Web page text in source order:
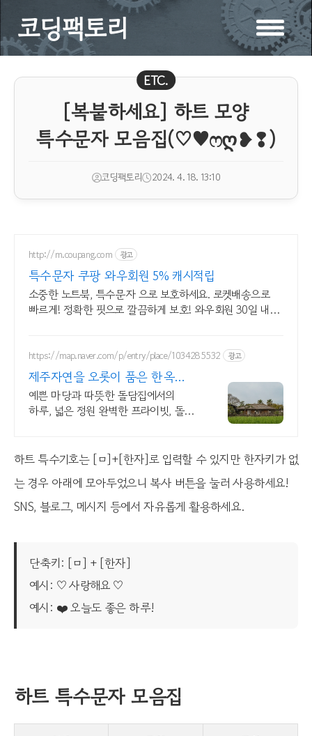
코딩팩토리
ETC.
[복붙하세요] 하트 모양
특수문자 모음집(♡♥ෆღ❥❢)
코딩팩토리 2024. 4. 18. 13:10
http://m.coupang.com 광고
특수문자 쿠팡 와우회원 5% 캐시적립
소중한 노트북, 특수문자 으로 보호하세요. 로켓배송으로
빠르게! 정확한 핏으로 깔끔하게 보호! 와우회원 30일 내
https://map.naver.com/p/entry/place/1034285532 광고
제주자연을 오롯이 품은 한옥
대가족형 감성돌집 8인까지
예쁜 마당과 따뜻한 돌담집에서의
하루, 넓은 정원 완벽한 프라이빗, 돌담
욕실2,
하트 특수기호는 [ㅁ]+[한자]로 입력할 수 있지만 한자키가 없
는 경우 아래에 모아두었으니 복사 버튼을 눌러 사용하세요!
SNS, 블로그, 메시지 등에서 자유롭게 활용하세요.
단축키: [ㅁ] + [한자]
예시: ♡ 사랑해요 ♡
예시: ❤️ 오늘도 좋은 하루!
하트 특수문자 모음집